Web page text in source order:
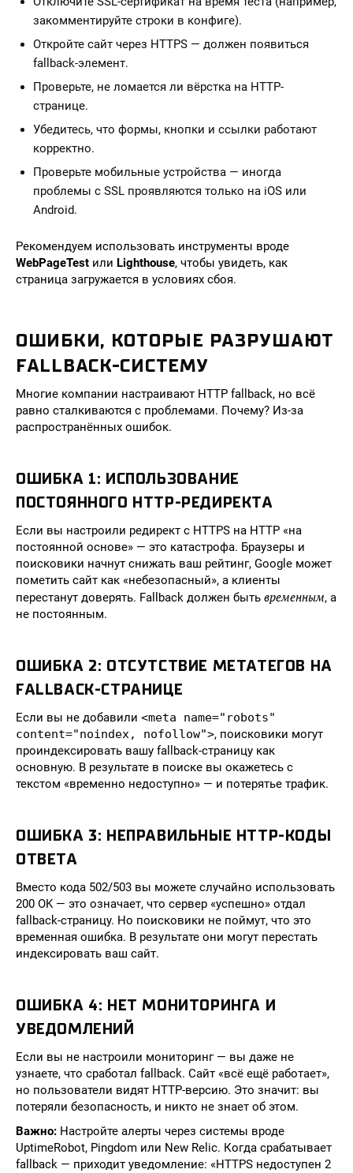
закомментируйте строки в конфиге).
Откройте сайт через HTTPS — должен появиться
fallback-элемент.
Проверьте, не ломается ли вёрстка на HTTP-
странице.
Убедитесь, что формы, кнопки и ссылки работают
корректно.
Проверьте мобильные устройства — иногда
проблемы с SSL проявляются только на iOS или
Android.
Рекомендуем использовать инструменты вроде
WebPageTest или Lighthouse, чтобы увидеть, как
страница загружается в условиях сбоя.
ОШИБКИ, КОТОРЫЕ РАЗРУШАЮТ
FALLBACK-СИСТЕМУ
Многие компании настраивают HTTP fallback, но всё
равно сталкиваются с проблемами. Почему? Из-за
распространённых ошибок.
ОШИБКА 1: ИСПОЛЬЗОВАНИЕ
ПОСТОЯННОГО HTTP-РЕДИРЕКТА
Если вы настроили редирект с HTTPS на HTTP «на
постоянной основе» — это катастрофа. Браузеры и
поисковики начнут снижать ваш рейтинг, Google может
пометить сайт как «небезопасный», а клиенты
перестанут доверять. Fallback должен быть временным, а
не постоянным.
ОШИБКА 2: ОТСУТСТВИЕ МЕТАТЕГОВ НА
FALLBACK-СТРАНИЦЕ
Если вы не добавили <meta name="robots"
content="noindex, nofollow">, поисковики могут
проиндексировать вашу fallback-страницу как
основную. В результате в поиске вы окажетесь с
текстом «временно недоступно» — и потерятье трафик.
ОШИБКА 3: НЕПРАВИЛЬНЫЕ HTTP-КОДЫ
ОТВЕТА
Вместо кода 502/503 вы можете случайно использовать
200 OK — это означает, что сервер «успешно» отдал
fallback-страницу. Но поисковики не поймут, что это
временная ошибка. В результате они могут перестать
индексировать ваш сайт.
ОШИБКА 4: НЕТ МОНИТОРИНГА И
УВЕДОМЛЕНИЙ
Если вы не настроили мониторинг — вы даже не
узнаете, что сработал fallback. Сайт «всё ещё работает»,
но пользователи видят HTTP-версию. Это значит: вы
потеряли безопасность, и никто не знает об этом.
Важно: Настройте алерты через системы вроде
UptimeRobot, Pingdom или New Relic. Когда срабатывает
fallback — приходит уведомление: «HTTPS недоступен 2